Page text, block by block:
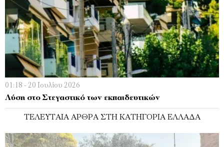
01:18 - 20 Ιουλίου 2026
Λύση στο Στεγαστικό των εκπαιδευτικών
ΤΕΛΕΥΤΑΊΑ ΆΡΘΡΑ ΣΤΗ ΚΑΤΗΓΟΡΊΑ ΕΛΛΆΔΑ